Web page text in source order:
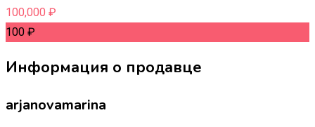
100,000 ₽
100 ₽
Информация о продавце
arjanovamarina